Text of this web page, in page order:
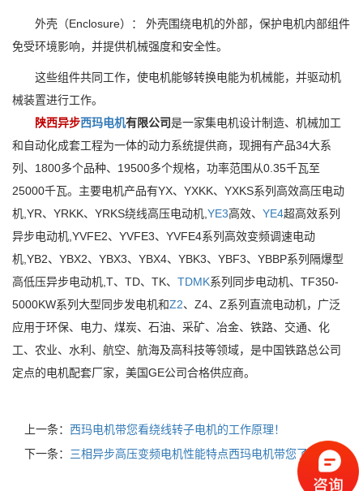
外壳（Enclosure）： 外壳围绕电机的外部，保护电机内部组件
免受环境影响，并提供机械强度和安全性。
这些组件共同工作，使电机能够转换电能为机械能，并驱动机
械装置进行工作。
陕西异步西玛电机有限公司是一家集电机设计制造、机械加工
和自动化成套工程为一体的动力系统提供商，现拥有产品34大系
列、1800多个品种、19500多个规格，功率范围从0.35千瓦至
25000千瓦。主要电机产品有YX、YXKK、YXKS系列高效高压电动
机,YR、YRKK、YRKS绕线高压电动机, YE3高效、 YE4超高效系列
异步电动机,YVFE2、YVFE3、YVFE4系列高效变频调速电动
机,YB2、YBX2、YBX3、YBX4、YBK3、YBF3、YBBP系列隔爆型
高低压异步电动机,T、TD、TK、 TDMK系列同步电动机、TF350-
5000KW系列大型同步发电机和Z2、Z4、Z系列直流电动机，广泛
应用于环保、电力、煤炭、石油、采矿、冶金、铁路、交通、化
工、农业、水利、航空、航海及高科技等领域，是中国铁路总公司
定点的电机配套厂家，美国GE公司合格供应商。
上一条： 西玛电机带您看绕线转子电机的工作原理！
下一条： 三相异步高压变频电机性能特点西玛电机带您了解